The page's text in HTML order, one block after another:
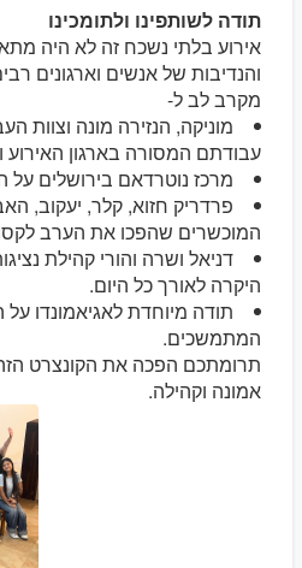
תודה לשותפינו ולתומכינו
אירוע בלתי נשכח זה לא היה
והנדיבות של אנשים וארגונים
מקרב לב ל-
מוניקה, הנזירה מונה וצוות
עבודתם המסורה בארגון האירוע
מרכז נוטרדאם בירושלים על
פרדריק חזוא, קלר, יעקוב,
המוכשרים שהפכו את הערב
דניאל ושרה והורי קהילת
היקרה לאורך כל היום.
תודה מיוחדת לאגיאמונדו על
המתמשכים.
תרומתכם הפכה את הקונצרט
אמונה וקהילה.